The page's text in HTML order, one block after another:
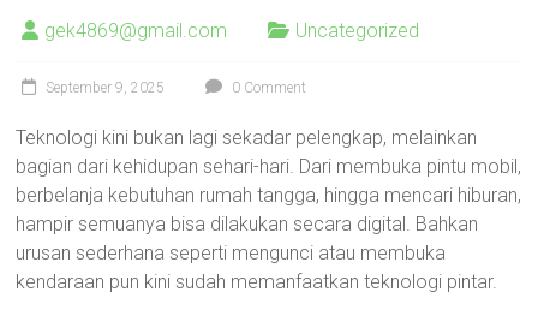
gek4869@gmail.com Uncategorized
September 9, 2025 0 Comment
Teknologi kini bukan lagi sekadar pelengkap, melainkan
bagian dari kehidupan sehari-hari. Dari membuka pintu mobil,
berbelanja kebutuhan rumah tangga, hingga mencari hiburan,
hampir semuanya bisa dilakukan secara digital. Bahkan
urusan sederhana seperti mengunci atau membuka
kendaraan pun kini sudah memanfaatkan teknologi pintar.